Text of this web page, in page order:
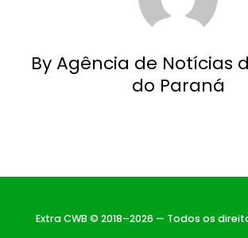
By Agência de Notícias
do Paraná
Extra CWB © 2018–2026 — Todos os